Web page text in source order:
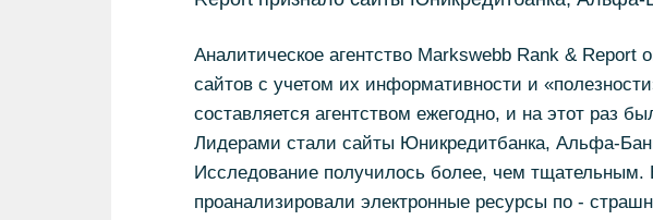
Аналитическое агентство Markswebb Rank & Report
сайтов с учетом их информативности и
составляется агентством ежегодно, и на этот раз
Лидерами стали сайты Юникредитбанка, Альфа-
Исследование получилось более, чем тщательным.
проанализировали электронные ресурсы по -